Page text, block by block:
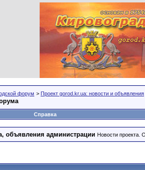
форум > Проект gorod.kr.ua: новости и объявления
Справка
объявления администрации Новости проекта.